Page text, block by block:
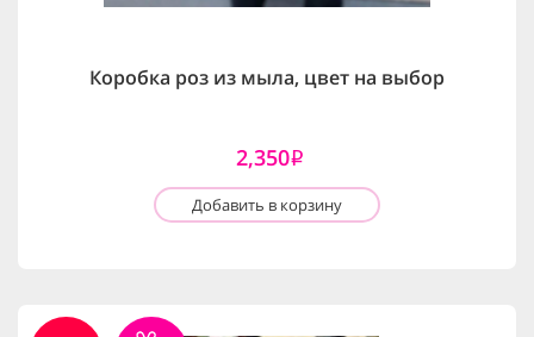
Коробка роз из мыла, цвет на выбор
2,350i
Добавить в корзину